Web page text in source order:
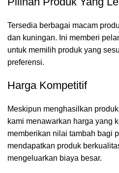
Tersedia berbagai macam
dan kuningan. Ini memberi
untuk memilih produk yang
preferensi.
Harga Kompetitif
Meskipun menghasilkan
kami menawarkan harga yang
memberikan nilai tambah bagi
mendapatkan produk
mengeluarkan biaya besar.